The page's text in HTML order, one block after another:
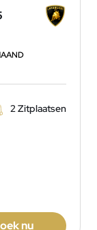
2 Zitplaatsen
nu